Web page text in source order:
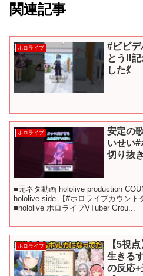
関連記事
ホロライブ
#ビビデ
とう‼️
した💃
ホロライブ
安定の
いせい
切り抜
■元ネタ動画 hololive production
hololive side-【#ホロライブカウント
■hololive ホロライブVTuber Grou...
ホロライブ
【5視
生きる
の反応+